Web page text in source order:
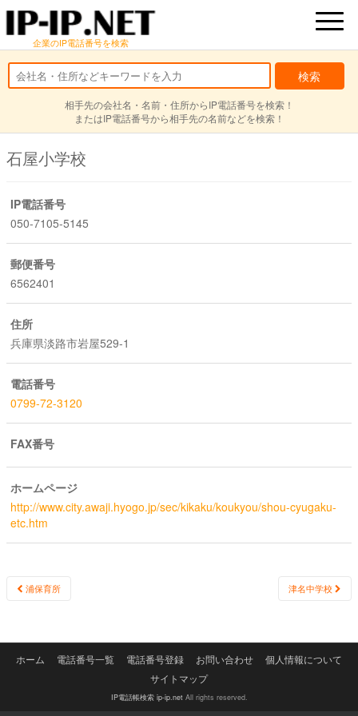
企業のIP電話番号を検索
相手先の会社名・名前・住所からIP電話番号を検索！
またはIP電話番号から相手先の名前などを検索！
石屋小学校
IP電話番号
050-7105-5145
郵便番号
6562401
住所
兵庫県淡路市岩屋529-1
電話番号
0799-72-3120
FAX番号
ホームページ
http://www.city.awaji.hyogo.jp/sec/kikaku/koukyou/shou-cyugaku-
etc.htm
Post
浦保育所 津名中学校
ホーム 電話番号一覧 電話番号登録 お問い合わせ
個人情報について
サイトマップ
IP電話帳検索 ip-ip.netAll rights reserved.